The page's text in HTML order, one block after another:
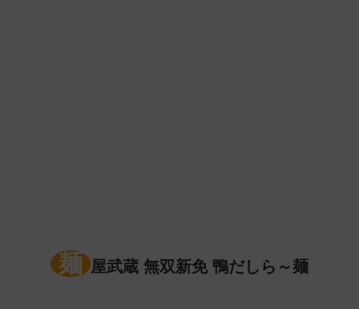
麺 屋武蔵 無双新免 鴨だしら～麺